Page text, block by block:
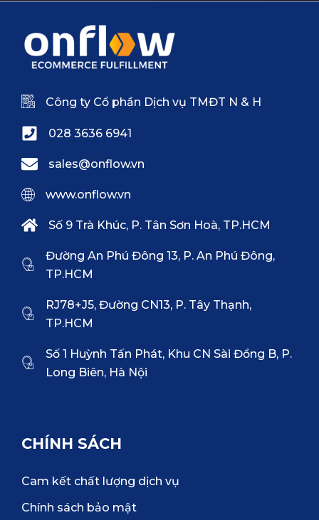
Công ty Cổ phần Dịch vụ TMĐT N & H
028 3636 6941
sales@onflow.vn
www.onflow.vn
Số 9 Trà Khúc, P. Tân Sơn Hoà, TP.HCM
Đường An Phú Đông 13, P. An Phú Đông,
TP.HCM
RJ78+J5, Đường CN13, P. Tây Thạnh,
TP.HCM
Số 1 Huỳnh Tấn Phát, Khu CN Sài Đồng B, P.
Long Biên, Hà Nội
CHÍNH SÁCH
Cam kết chất lượng dịch vụ
Chính sách bảo mật